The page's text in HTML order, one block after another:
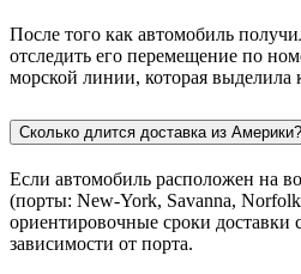
После того как автомобиль
отследить его перемещение по
морской линии, которая выделила
Сколько длится доставка из Америки?
Если автомобиль расположен на
(порты: New-York, Savanna,
ориентировочные сроки доставки
зависимости от порта.